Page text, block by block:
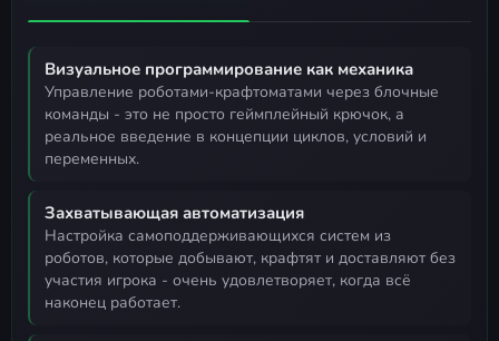
Визуальное программирование как механика
управление роботами-крафтоматами через блочные
команды - это не просто геймплейный крючок, а
реальное введение в концепции циклов, условий и
переменных.
Захватывающая автоматизация
настройка самоподдерживающихся систем из
роботов, которые добывают, крафтят и доставляют без
участия игрока - очень удовлетворяет, когда всё
наконец работает.